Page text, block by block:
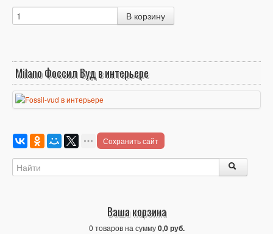
Milano Фоссил Вуд в интерьере
Сохранить сайт
Ваша корзина
0 товаров на сумму0,0 руб.